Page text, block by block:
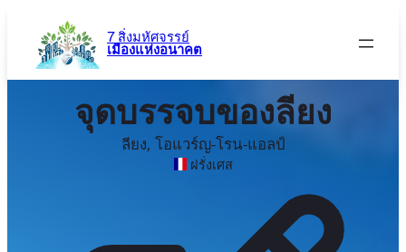
เนื้อหา
7 สิ่งมหัศจรรย์
เมืองแห่งอนาคต
จุดบรรจบของลียง
ลียง, โอแวร์ญ-โรน-แอลป์
ฝรั่งเศส